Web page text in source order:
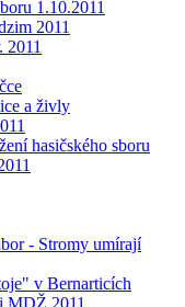
1.10.2011
2011
2011
a živly
hasičského sboru
- Stromy umírají
v Bernarticích
MDŽ 2011